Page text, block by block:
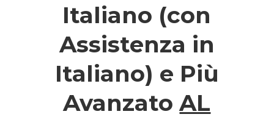
Italiano (con
Assistenza in
Italiano) e Più
AvanzatoAL